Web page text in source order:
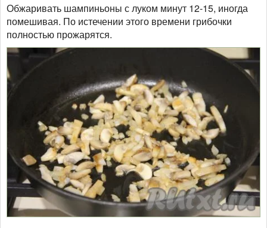
Обжаривать шампиньоны с луком минут 12-15, иногда
помешивая. По истечении этого времени грибочки
полностью прожарятся.